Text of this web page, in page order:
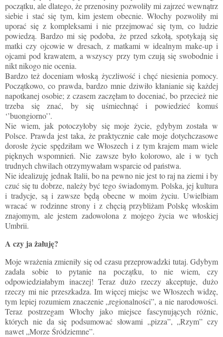
początku, ale dlatego, że przenosiny pozwoliły mi zajrzeć wewnątrz
siebie i stać się tym, kim jestem obecnie. Włochy pozwoliły mi
uporać się z kompleksami i nie przejmować się tym, co ludzie
powiedzą. Bardzo mi się podoba, że przed szkołą, spotykają się
matki czy ojcowie w dresach, z matkami w idealnym make-up i
ojcami pod krawatem, a wszyscy przy tym czują się swobodnie i
nikt nikogo nie ocenia.
Bardzo też doceniam włoską życzliwość i chęć niesienia pomocy.
Początkowo, co prawda, bardzo mnie dziwiło kłanianie się każdej
napotkanej osobie; z czasem zaczęłam to doceniać, bo przecież nie
trzeba się znać, by się uśmiechnąć i powiedzieć komuś
‘’buongiorno’’.
Nie wiem, jak potoczyłoby się moje życie, gdybym została w
Polsce. Prawda jest taka, że praktycznie całe moje dotychczasowe
dorosłe życie spędziłam we Włoszech i z tym krajem mam wiele
pięknych wspomnień. Nie zawsze było kolorowo, ale i w tych
trudnych chwilach otrzymywałam wsparcie od państwa.
Nie idealizuję jednak Italii, bo na pewno nie jest to raj na ziemi i by
czuć się tu dobrze, należy być tego świadomym. Polska, jej kultura
i tradycje, są i zawsze będą obecne w moim życiu. Uwielbiam
wracać w rodzinne strony i z chęcią przybliżam Polskę włoskim
znajomym, ale jestem zadowolona z mojego życia we włoskiej
Umbrii.
A czy ja żałuję?
Moje wrażenia zmieniły się od czasu przeprowadzki tutaj. Gdybym
zadała sobie to pytanie na początku, to nie wiem, czy
odpowiedziałabym inaczej! Teraz dużo rzeczy akceptuje, dużo
rzeczy mi nie przeszkadza. Im więcej miejsc we Włoszech widzę,
tym lepiej rozumiem znaczenie „regionalności”, a nie narodowości.
Teraz postrzegam Włochy jako miejsce fascynujących różnic,
których nie da się podsumować słowami „pizza”, „Rzym” czy
nawet „Morze Śródziemne”.